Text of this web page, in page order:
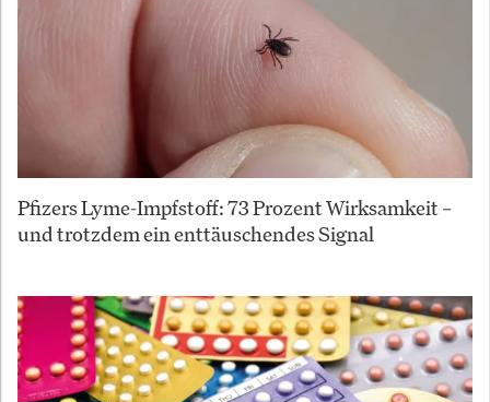
Pfizers Lyme-Impfstoff: 73 Prozent Wirksamkeit –
und trotzdem ein enttäuschendes Signal